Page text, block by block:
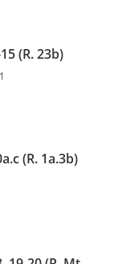
(R. 23b)
(R. 1a.3b)